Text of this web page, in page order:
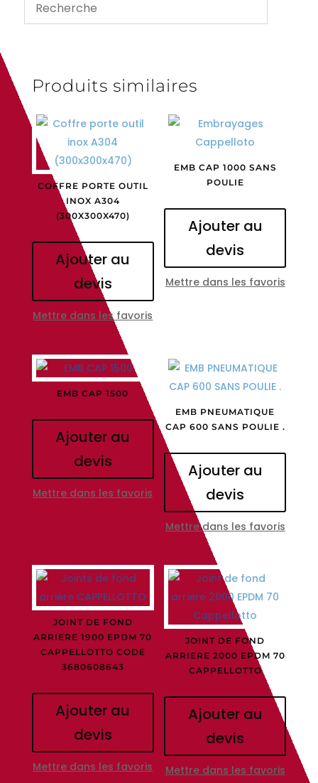
Produits similaires
COFFRE PORTE OUTIL
INOX A304
(300X300X470)
Ajouter au
devis
Mettre dans les favoris
EMB CAP 1000 SANS
POULIE
Ajouter au
devis
Mettre dans les favoris
EMB CAP 1500
Ajouter au
devis
Mettre dans les favoris
EMB PNEUMATIQUE
CAP 600 SANS POULIE .
Ajouter au
devis
Mettre dans les favoris
JOINT DE FOND
ARRIERE 1900 EPDM 70
CAPPELLOTTO CODE
3680608643
Ajouter au
devis
Mettre dans les favoris
JOINT DE FOND
ARRIERE 2000 EPDM 70
CAPPELLOTTO
Ajouter au
devis
Mettre dans les favoris